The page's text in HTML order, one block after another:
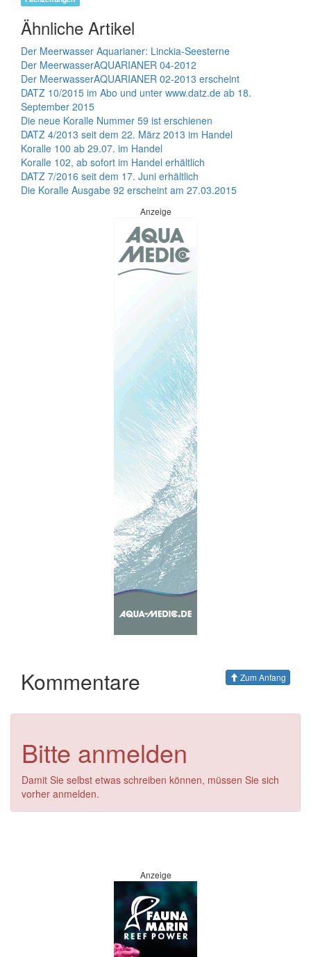
Ähnliche Artikel
Der Meerwasser Aquarianer: Linckia-Seesterne
Der MeerwasserAQUARIANER 04-2012
Der MeerwasserAQUARIANER 02-2013 erscheint
DATZ 10/2015 im Abo und unter www.datz.de ab 18.
September 2015
Die neue Koralle Nummer 59 ist erschienen
DATZ 4/2013 seit dem 22. März 2013 im Handel
Koralle 100 ab 29.07. im Handel
Koralle 102, ab sofort im Handel erhältlich
DATZ 7/2016 seit dem 17. Juni erhältlich
Die Koralle Ausgabe 92 erscheint am 27.03.2015
Anzeige
Kommentare Zum Anfang
Bitte anmelden
Damit Sie selbst etwas schreiben können, müssen Sie sich
vorher anmelden.
Anzeige